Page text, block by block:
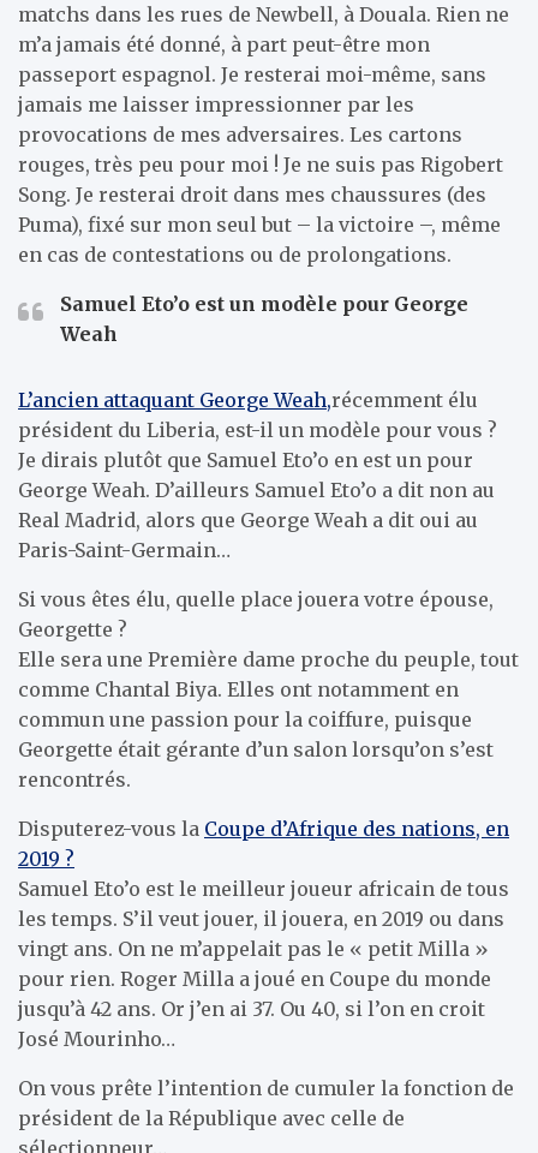
matchs dans les rues de Newbell, à Douala. Rien ne
m’a jamais été donné, à part peut-être mon
passeport espagnol. Je resterai moi-même, sans
jamais me laisser impressionner par les
provocations de mes adversaires. Les cartons
rouges, très peu pour moi ! Je ne suis pas Rigobert
Song. Je resterai droit dans mes chaussures (des
Puma), fixé sur mon seul but – la victoire –, même
en cas de contestations ou de prolongations.
Samuel Eto’o est un modèle pour George
Weah
L’ancien attaquant George Weah,récemment élu
président du Liberia, est-il un modèle pour vous ?
Je dirais plutôt que Samuel Eto’o en est un pour
George Weah. D’ailleurs Samuel Eto’o a dit non au
Real Madrid, alors que George Weah a dit oui au
Paris-Saint-Germain…
Si vous êtes élu, quelle place jouera votre épouse,
Georgette ?
Elle sera une Première dame proche du peuple, tout
comme Chantal Biya. Elles ont notamment en
commun une passion pour la coiffure, puisque
Georgette était gérante d’un salon lorsqu’on s’est
rencontrés.
Disputerez-vous la Coupe d’Afrique des nations, en
2019 ?
Samuel Eto’o est le meilleur joueur africain de tous
les temps. S’il veut jouer, il jouera, en 2019 ou dans
vingt ans. On ne m’appelait pas le « petit Milla »
pour rien. Roger Milla a joué en Coupe du monde
jusqu’à 42 ans. Or j’en ai 37. Ou 40, si l’on en croit
José Mourinho…
On vous prête l’intention de cumuler la fonction de
président de la République avec celle de
sélectionneur…